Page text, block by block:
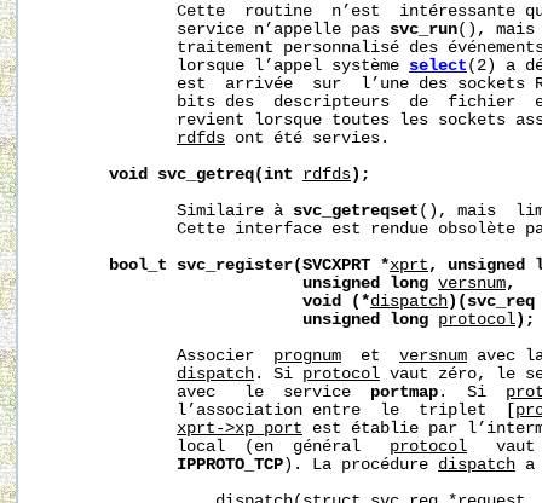
Cette  routine  n’est  intéressante
              service n’appelle pas
svc_run(), mais
traitement personnalisé des
              lorsque l’appel système
select (2) a
est  arrivée  sur  l’une des sockets
bits des  descripteurs  de  fichier
revient lorsque toutes les sockets
rdfds ont été servies.
void
svc_getreq(int rdfds );
              Similaire à
svc_getreqset (), mais
Cette interface est rendue obsolète
bool_t
svc_register(SVCXPRT *xprt , unsigned
unsigned
long versnum,
void
(*dispatch )(svc_req
unsigned
long protocol );
              Associer
prognum
  et
versnum avec
dispatch . Si protocol vaut zéro, le
              avec   le  service
portmap .  Si
              l’association entre  le  triplet  [
xprt->xp_port est établie par
              local  (en  général
protocol
IPPROTO_TCP ). La procédure dispatch a